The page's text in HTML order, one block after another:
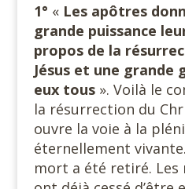
1° « Les apôtres
grande puissance
propos de la
Jésus et une grande
eux tous ». Voilà le
la résurrection du
ouvre la voie à la
éternellement
mort a été retiré. Les